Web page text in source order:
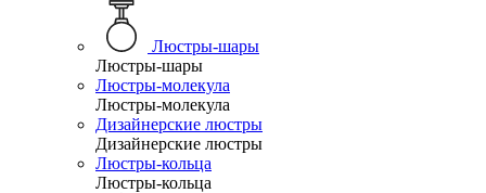
Люстры-шары
Люстры-шары
Люстры-молекула
Люстры-молекула
Дизайнерские люстры
Дизайнерские люстры
Люстры-кольца
Люстры-кольца